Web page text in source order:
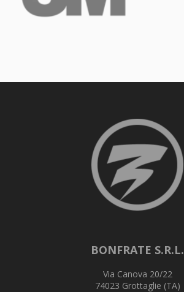
BONFRATE S.R.L.
Via Canova 20/22
74023 Grottaglie (TA)